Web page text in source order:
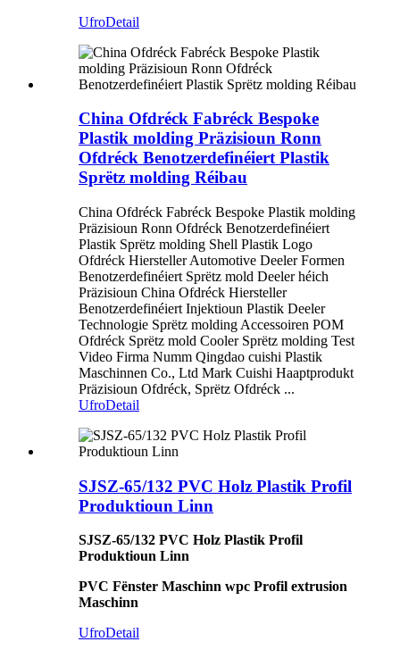
UfroDetail
China Ofdréck Fabréck Bespoke
Plastik molding Präzisioun Ronn
Ofdréck Benotzerdefinéiert Plastik
Sprëtz molding Réibau
China Ofdréck Fabréck Bespoke Plastik molding
Präzisioun Ronn Ofdréck Benotzerdefinéiert
Plastik Sprëtz molding Shell Plastik Logo
Ofdréck Hiersteller Automotive Deeler Formen
Benotzerdefinéiert Sprëtz mold Deeler héich
Präzisioun China Ofdréck Hiersteller
Benotzerdefinéiert Injektioun Plastik Deeler
Technologie Sprëtz molding Accessoiren POM
Ofdréck Sprëtz mold Cooler Sprëtz molding Test
Video Firma Numm Qingdao cuishi Plastik
Maschinnen Co., Ltd Mark Cuishi Haaptprodukt
Präzisioun Ofdréck, Sprëtz Ofdréck ...
UfroDetail
SJSZ-65/132 PVC Holz Plastik Profil
Produktioun Linn
SJSZ-65/132 PVC Holz Plastik Profil
Produktioun Linn
PVC Fënster Maschinn wpc Profil extrusion
Maschinn
UfroDetail